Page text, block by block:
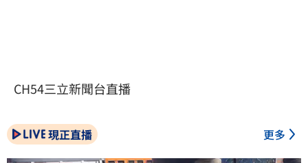
CH54三立新聞台直播
現正直播 更多